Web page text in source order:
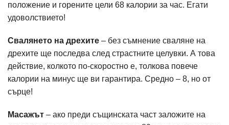
положение и горените цели 68 калории за час. Егати
удоволствието!
Свалянето на дрехите – без съмнение сваляне на
дрехите ще последва след страстните целувки. А това
действие, колкото по-скоростно е, толкова повече
калории на минус ще ви гарантира. Средно – 8, но от
сърце!
Масажът – ако преди същинската част заложите на